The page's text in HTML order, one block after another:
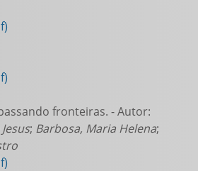
fronteiras. - Autor:
; Barbosa, Maria Helena;